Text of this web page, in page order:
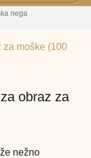
nega
obraz za
nežno